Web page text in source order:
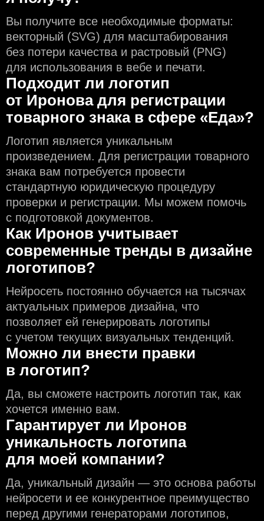
Вы получите все необходимые форматы:
векторный (SVG) для масштабирования
без потери качества и растровый (PNG)
для использования в вебе и печати.
Подходит ли логотип
от Иронова для регистрации
товарного знака в сфере «Еда»?
Логотип является уникальным
произведением. Для регистрации товарного
знака вам потребуется провести
стандартную юридическую процедуру
проверки и регистрации. Мы можем помочь
с подготовкой документов.
Как Иронов учитывает
современные тренды в дизайне
логотипов?
Нейросеть постоянно обучается на тысячах
актуальных примеров дизайна, что
позволяет ей генерировать логотипы
с учeтом текущих визуальных тенденций.
Можно ли внести правки
в логотип?
Да, вы сможете настроить логотип так, как
хочется именно вам.
Гарантирует ли Иронов
уникальность логотипа
для моей компании?
Да, уникальный дизайн — это основа работы
нейросети и еe конкурентное преимущество
перед другими генераторами логотипов,